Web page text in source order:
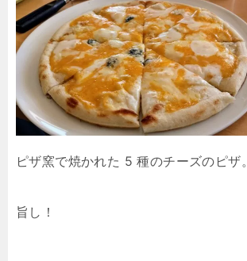
ピザ窯で焼かれた 5 種のチーズのピザ。
旨し！